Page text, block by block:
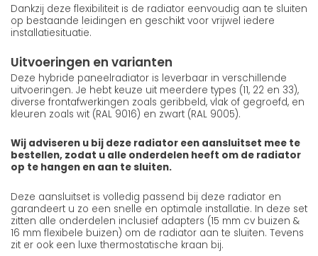
Dankzij deze flexibiliteit is de radiator eenvoudig aan te sluiten
op bestaande leidingen en geschikt voor vrijwel iedere
installatiesituatie.
Uitvoeringen en varianten
Deze hybride paneelradiator is leverbaar in verschillende
uitvoeringen. Je hebt keuze uit meerdere types (11, 22 en 33),
diverse frontafwerkingen zoals geribbeld, vlak of gegroefd, en
kleuren zoals wit (RAL 9016) en zwart (RAL 9005).
Wij adviseren u bij deze radiator een aansluitset mee te
bestellen, zodat u alle onderdelen heeft om de radiator
op te hangen en aan te sluiten.
Deze aansluitset is volledig passend bij deze radiator en
garandeert u zo een snelle en optimale installatie. In deze set
zitten alle onderdelen inclusief adapters (15 mm cv buizen &
16 mm flexibele buizen) om de radiator aan te sluiten. Tevens
zit er ook een luxe thermostatische kraan bij.